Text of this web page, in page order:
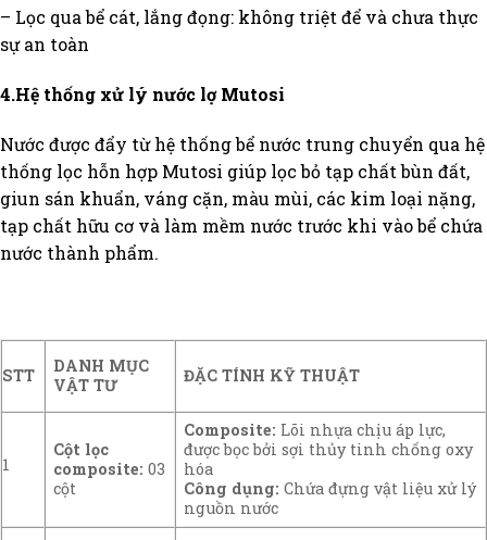
– Lọc qua bể cát, lắng đọng: không triệt để và chưa thực
sự an toàn
4.Hệ thống xử lý nước lợ Mutosi
Nước được đẩy từ hệ thống bể nước trung chuyển qua hệ
thống lọc hỗn hợp Mutosi giúp lọc bỏ tạp chất bùn đất,
giun sán khuẩn, váng cặn, màu mùi, các kim loại nặng,
tạp chất hữu cơ và làm mềm nước trước khi vào bể chứa
nước thành phẩm.
STT
DANH MỤC
VẬT TƯ
ĐẶC TÍNH KỸ THUẬT
1
Cột lọc
composite: 03
cột
Composite: Lõi nhựa chịu áp lực,
được bọc bởi sợi thủy tinh chống oxy
hóa
Công dụng: Chứa đựng vật liệu xử lý
nguồn nước